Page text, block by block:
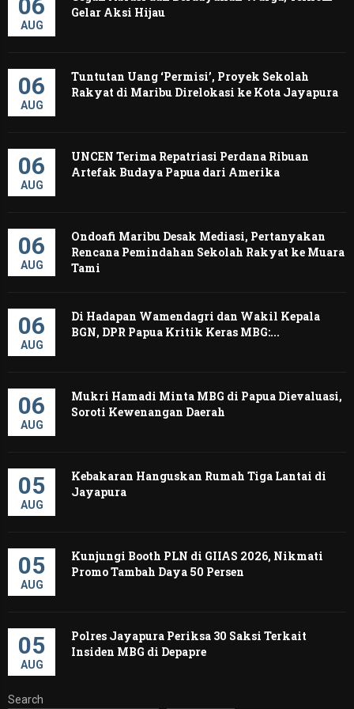
06
AUG
Gelar Aksi Hijau
06
AUG
Tuntutan Uang ‘Permisi’, Proyek Sekolah
Rakyat di Maribu Direlokasi ke Kota Jayapura
06
AUG
UNCEN Terima Repatriasi Perdana Ribuan
Artefak Budaya Papua dari Amerika ‎
06
AUG
Ondoafi Maribu Desak Mediasi, Pertanyakan
Rencana Pemindahan Sekolah Rakyat ke Muara
Tami
06
AUG
Di Hadapan Wamendagri dan Wakil Kepala
BGN, DPR Papua Kritik Keras MBG:...
06
AUG
Mukri Hamadi Minta MBG di Papua Dievaluasi,
Soroti Kewenangan Daerah ‎
05
AUG
Kebakaran Hanguskan Rumah Tiga Lantai di
Jayapura
05
AUG
Kunjungi Booth PLN di GIIAS 2026, Nikmati
Promo Tambah Daya 50 Persen
05
AUG
Polres Jayapura Periksa 30 Saksi Terkait
Insiden MBG di Depapre
Search